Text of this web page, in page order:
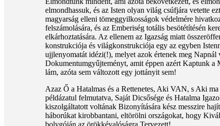
elmondhassuk, és az Isten olyan világ csúfjára vetette
magyarság elleni tömeggyilkosságok védelmére
felszámolására, és az Emberiség totális besötétítésén
elkárhoztatására. Az ellenem az Igazság miatt
konstrukciója és világkonstrukciója egy az egyben
ujjlenyomatát idézi(!), melyet azok értenek meg
Dokumentumgyűjteményt, amit éppen azért Kaptunk
lám, azóta sem változott egy jottányit sem!
Azaz Ő a Hatalmas és a Rettenetes, Aki VAN, s Aki
példázatul felmutatva, Saját Dicsősége és Hatalma
kiszolgáltatott voltának Bizonyítására kész messzire
háborúkat kirobbantani, eltörölni országokat, hogy
bolygóján az örökkévalóságra Tervezett!